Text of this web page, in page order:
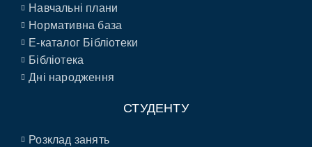
Навчальні плани
Нормативна база
E-каталог Бібліотеки
Бібліотека
Дні народження
СТУДЕНТУ
Розклад занять